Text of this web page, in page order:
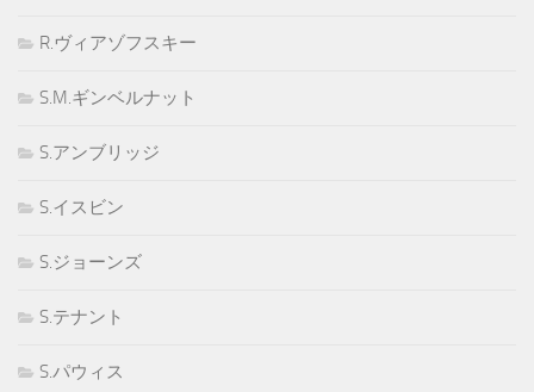
R.ヴィアゾフスキー
S.M.ギンベルナット
S.アンブリッジ
S.イスビン
S.ジョーンズ
S.テナント
S.パウィス